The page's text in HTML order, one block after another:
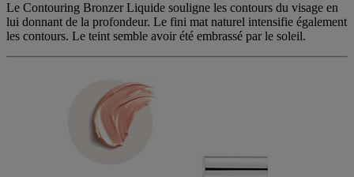
Le Contouring Bronzer Liquide souligne les contours du visage en
lui donnant de la profondeur. Le fini mat naturel intensifie également
les contours. Le teint semble avoir été embrassé par le soleil.